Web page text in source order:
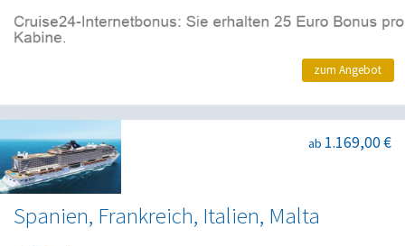
zum Angebot
Spanien, Frankreich, Italien, Malta
ab 1.169,00 €